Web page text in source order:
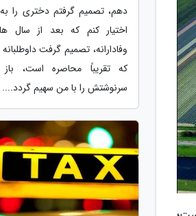
دهم، تصمیم گرفتم دختری را
اختیار کنم که بعد از سال
وفادارانه، تصمیم گرفت
که تقریباً محاصره است،
سرنوشتش را با من سهیم گردد....